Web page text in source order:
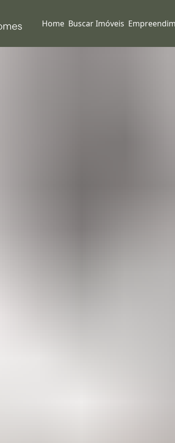
Home Buscar Imóveis